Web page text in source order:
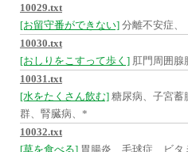
10029.txt
[お留守番ができない] 分離不安症、
10030.txt
[おしりをこすって歩く] 肛門周囲腺
10031.txt
[水をたくさん飲む] 糖尿病、子宮蓄
群、腎臓病、*
10032.txt
[草を食べる] 胃腸炎、毛球症、ビ